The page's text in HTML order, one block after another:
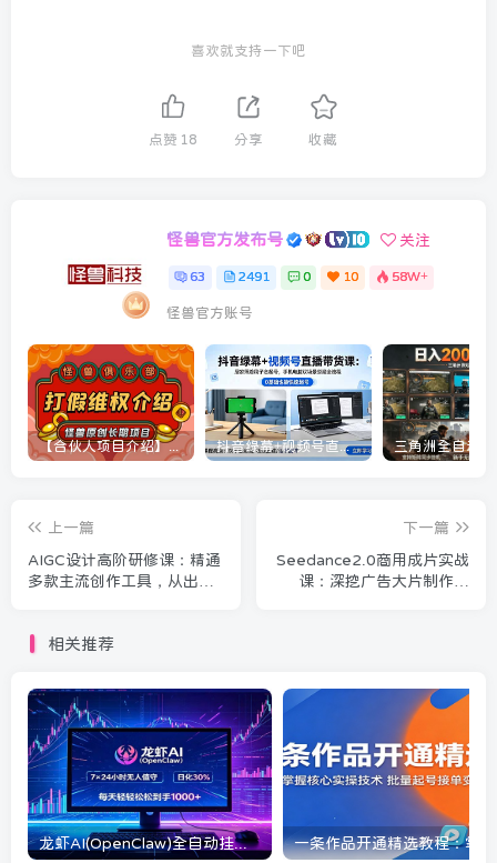
喜欢就支持一下吧
点赞 18 分享 收藏
怪兽官方发布号 关注
63 2491 0 10 58W+
怪兽官方账号
【合伙人项目介绍】打假维权项目介绍 抖音绿幕+视频号直播带货课：居家照着稿子念起号，手机电脑双场景搭建全流程
上一篇
AIGC设计高阶研修课：精通
多款主流创作工具，从出图
下一篇
Seedance2.0商用成片实战
课：深挖广告大片制作逻
相关推荐
龙虾AI(OpenClaw)全自动挂机，智能操控电脑高效执行任务，每天轻松到手四位数